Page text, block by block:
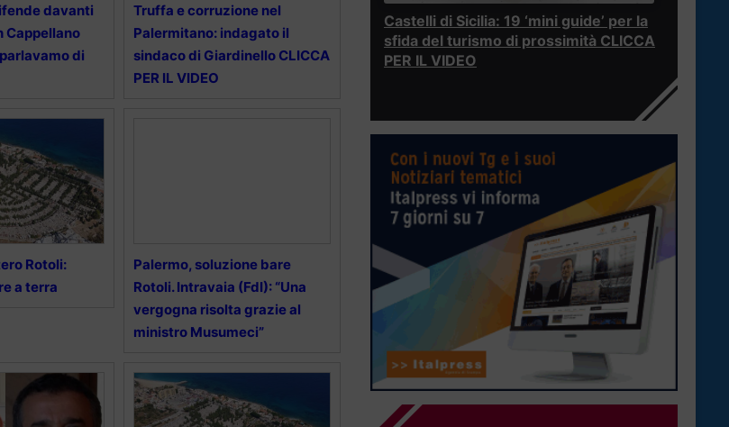
davanti
Cappellano
di
Truffa e corruzione nel
Palermitano: indagato il
sindaco di Giardinello CLICCA
PER IL VIDEO
Rotoli:
a terra
Palermo, soluzione bare
Rotoli. Intravaia (FdI): “Una
vergogna risolta grazie al
ministro Musumeci”
Castelli di Sicilia: 19 ‘mini guide’ per la
sfida del turismo di prossimità CLICCA
PER IL VIDEO